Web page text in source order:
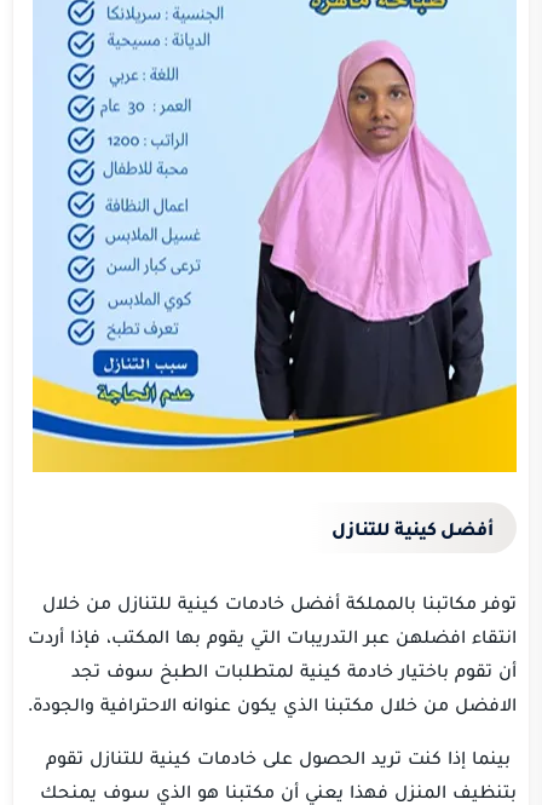
أفضل كينية للتنازل
توفر مكاتبنا بالمملكة أفضل خادمات كينية للتنازل من خلال
انتقاء افضلهن عبر التدريبات التي يقوم بها المكتب، فإذا أردت
أن تقوم باختيار خادمة كينية لمتطلبات الطبخ سوف تجد
الافضل من خلال مكتبنا الذي يكون عنوانه الاحترافية والجودة.
بينما إذا كنت تريد الحصول على خادمات كينية للتنازل تقوم
بتنظيف المنزل فهذا يعني أن مكتبنا هو الذي سوف يمنحك